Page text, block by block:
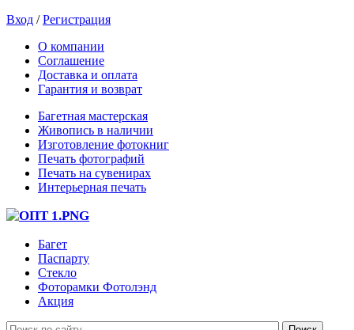
Вход /Регистрация
О компании
Соглашение
Доставка и оплата
Гарантия и возврат
Багетная мастерская
Живопись в наличии
Изготовление фотокниг
Печать фотографий
Печать на сувенирах
Интерьерная печать
Багет
Паспарту
Стекло
Фоторамки Фотолэнд
Акция